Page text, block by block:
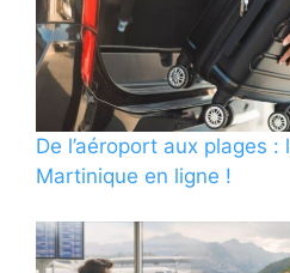
De l’aéroport aux plages
Martinique en ligne !